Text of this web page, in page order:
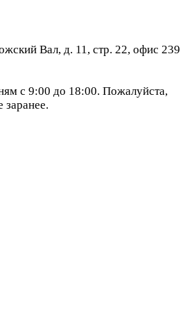
Вал, д. 11, стр. 22, офис 239
с 9:00 до 18:00. Пожалуйста,
заранее.